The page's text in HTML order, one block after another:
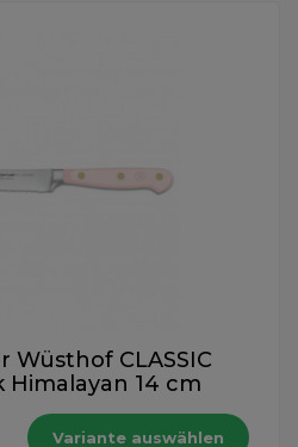
Wüsthof CLASSIC
Himalayan 14 cm
Variante auswählen